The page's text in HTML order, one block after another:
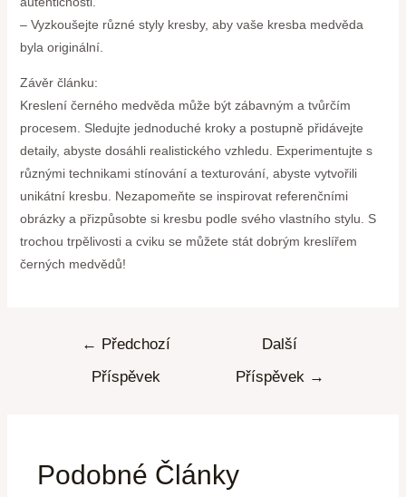
– Vyzkoušejte různé styly kresby, aby vaše kresba medvěda
byla originální.
Závěr článku:
Kreslení černého medvěda může být zábavným a tvůrčím
procesem. Sledujte jednoduché kroky a postupně přidávejte
detaily, abyste dosáhli realistického vzhledu. Experimentujte s
různými technikami stínování a texturování, abyste vytvořili
unikátní kresbu. Nezapomeňte se inspirovat referenčními
obrázky a přizpůsobte si kresbu podle svého vlastního stylu. S
trochou trpělivosti a cviku se můžete stát dobrým kreslířem
černých medvědů!
← Předchozí
Příspěvek
Další
Příspěvek →
Podobné Články